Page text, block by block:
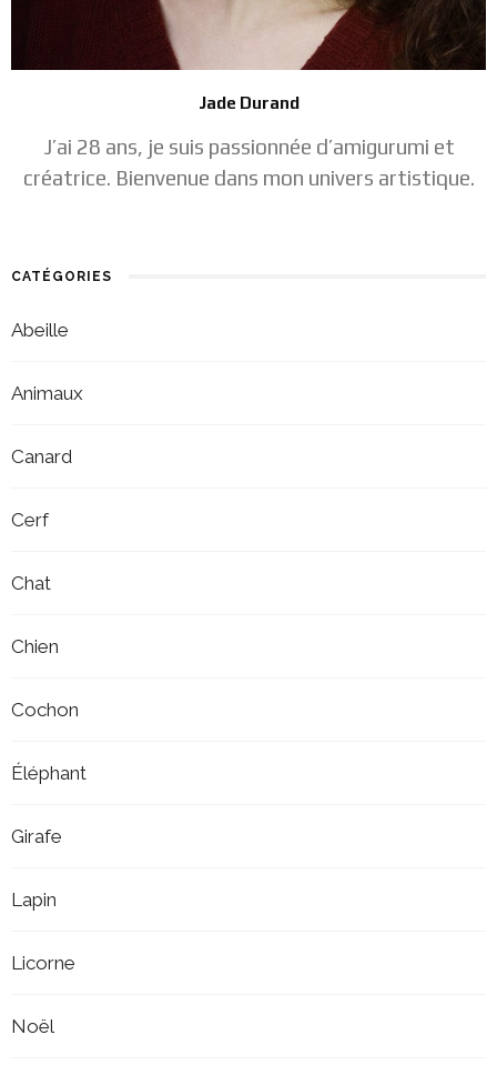
Jade Durand
J’ai 28 ans, je suis passionnée d’amigurumi et
créatrice. Bienvenue dans mon univers artistique.
CATÉGORIES
Abeille
Animaux
Canard
Cerf
Chat
Chien
Cochon
Éléphant
Girafe
Lapin
Licorne
Noël